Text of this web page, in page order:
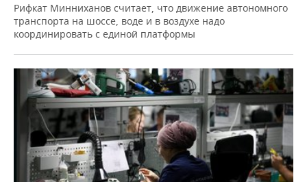
Рифкат Минниханов считает, что движение автономного
транспорта на шоссе, воде и в воздухе надо
координировать с единой платформы